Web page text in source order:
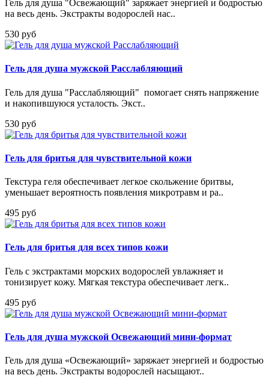
Гель для душа "Освежающий" заряжает энергией и бодростью
на весь день. Экстракты водорослей нас..
530 руб
Гель для душа мужской Расслабляющий
Гель для душа "Расслабляющий" помогает снять напряжение
и накопившуюся усталость. Экст..
530 руб
Гель для бритья для чувствительной кожи
Текстура геля обеспечивает легкое скольжение бритвы,
уменьшает вероятность появления микротравм и ра..
495 руб
Гель для бритья для всех типов кожи
Гель с экстрактами морских водорослей увлажняет и
тонизирует кожу. Мягкая текстура обеспечивает легк..
495 руб
Гель для душа мужской Освежающий мини-формат
Гель для душа «Освежающий» заряжает энергией и бодростью
на весь день. Экстракты водорослей насыщают..